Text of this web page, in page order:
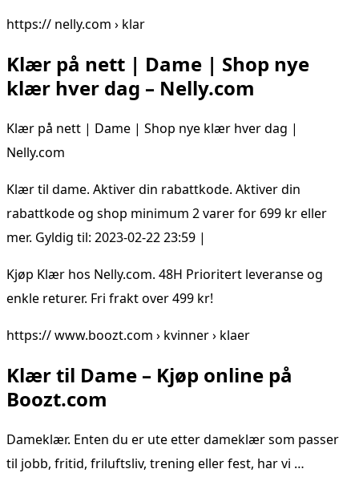
https:// nelly.com › klar
Klær på nett | Dame | Shop nye
klær hver dag – Nelly.com
Klær på nett | Dame | Shop nye klær hver dag |
Nelly.com
Klær til dame. Aktiver din rabattkode. Aktiver din
rabattkode og shop minimum 2 varer for 699 kr eller
mer. Gyldig til: 2023-02-22 23:59 |
Kjøp Klær hos Nelly.com. 48H Prioritert leveranse og
enkle returer. Fri frakt over 499 kr!
https:// www.boozt.com › kvinner › klaer
Klær til Dame – Kjøp online på
Boozt.com
Dameklær. Enten du er ute etter dameklær som passer
til jobb, fritid, friluftsliv, trening eller fest, har vi …